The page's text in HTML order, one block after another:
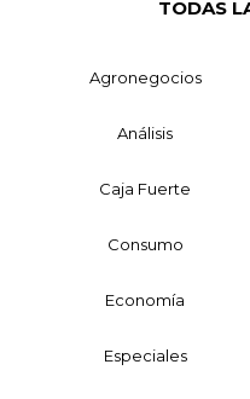
TODAS
Agronegocios
Análisis
Caja Fuerte
Consumo
Economía
Especiales